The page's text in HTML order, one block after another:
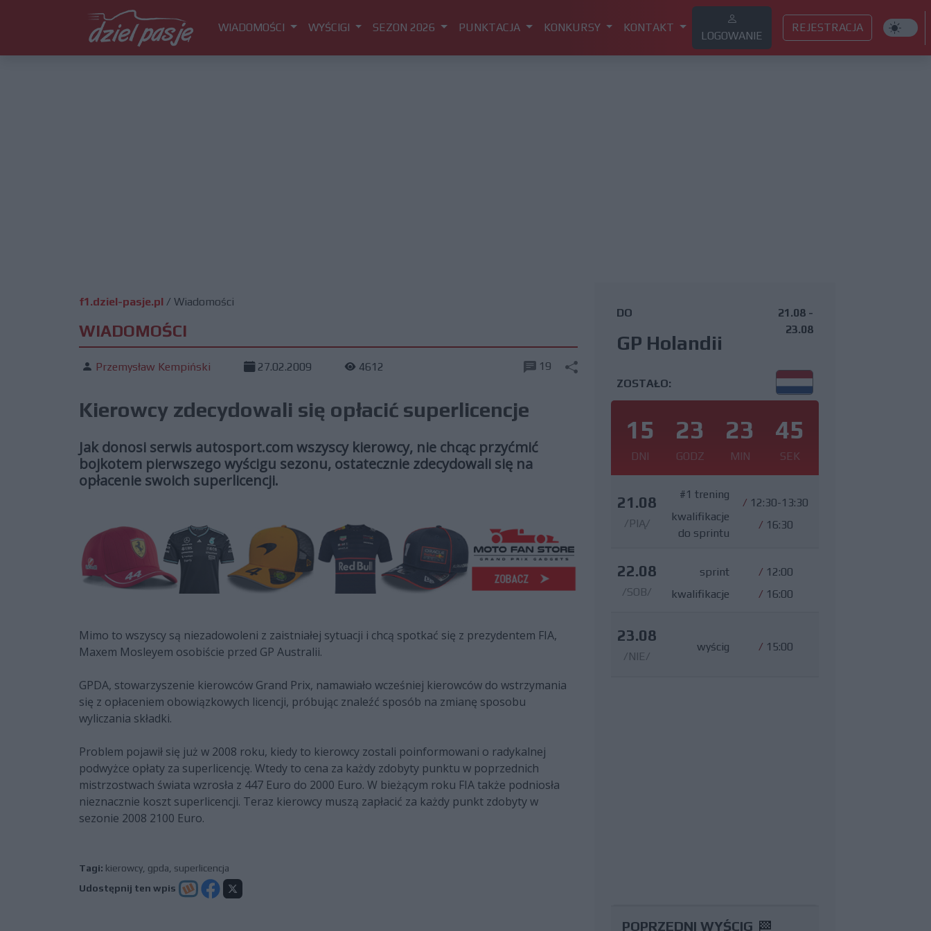
WIADOMOŚCI WYŚCIGI SEZON 2026 PUNKTACJA KONKURSY KONTAKT
LOGOWANIE
REJESTRACJA
f1.dziel-pasje.pl / Wiadomości
WIADOMOŚCI
Przemysław Kempiński 27.02.2009 4612 19
Kierowcy zdecydowali się opłacić superlicencje
Jak donosi serwis autosport.com wszyscy kierowcy, nie chcąc przyćmić
bojkotem pierwszego wyścigu sezonu, ostatecznie zdecydowali się na
opłacenie swoich superlicencji.
Mimo to wszyscy są niezadowoleni z zaistniałej sytuacji i chcą spotkać się z prezydentem FIA,
Maxem Mosleyem osobiście przed GP Australii.
GPDA, stowarzyszenie kierowców Grand Prix, namawiało wcześniej kierowców do wstrzymania
się z opłaceniem obowiązkowych licencji, próbując znaleźć sposób na zmianę sposobu
wyliczania składki.
Problem pojawił się już w 2008 roku, kiedy to kierowcy zostali poinformowani o radykalnej
podwyżce opłaty za superlicencję. Wtedy to cena za każdy zdobyty punktu w poprzednich
mistrzostwach świata wzrosła z 447 Euro do 2000 Euro. W bieżącym roku FIA także podniosła
nieznacznie koszt superlicencji. Teraz kierowcy muszą zapłacić za każdy punkt zdobyty w
sezonie 2008 2100 Euro.
Tagi: kierowcy gpda superlicencja
Udostępnij ten wpis
DO
GP Holandii
21.08 -
23.08
ZOSTAŁO:
15
DNI
23
GODZ
23
MIN
44
SEK
21.08
/PIĄ/
#1 trening
kwalifikacje
do sprintu
/ 12:30-13:30
/ 16:30
22.08
/SOB/
sprint
kwalifikacje
/ 12:00
/ 16:00
23.08
/NIE/
wyścig / 15:00
POPRZEDNI WYŚCIG